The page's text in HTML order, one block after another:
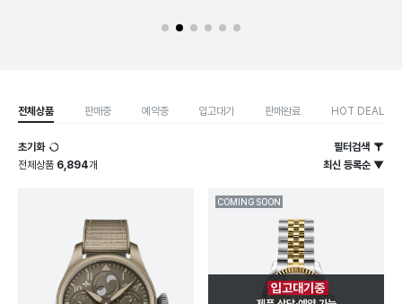
전체상품 판매중 예약중 입고대기 판매완료 HOT DEAL
초기화
필터검색
전체상품 6,894개 최신 등록순 ▼
COMING SOON
입고대기중